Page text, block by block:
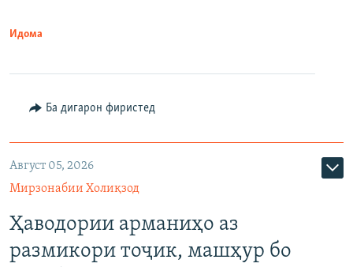
Идома
Ба дигарон фиристед
Август 05, 2026
Мирзонабии Холиқзод
Ҳаводории арманиҳо аз
размикори тоҷик, машҳур бо